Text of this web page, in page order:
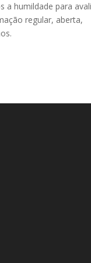
a humildade para
regular, aberta,